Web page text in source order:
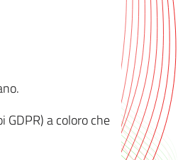
a coloro che